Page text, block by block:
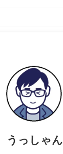
うっしゃん